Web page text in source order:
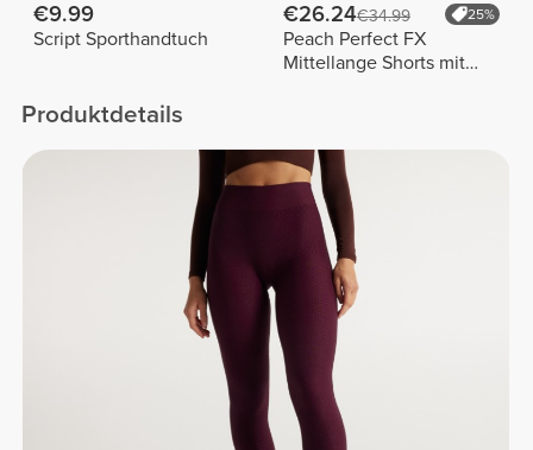
€9.99
Script Sporthandtuch
€26.24€34.99 25%
Peach Perfect FX
Mittellange Shorts mit
Produktdetails